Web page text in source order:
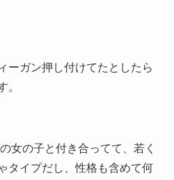
ーガン押し付けてたとしたら
。
女の子と付き合ってて、若く
タイプだし、性格も含めて何